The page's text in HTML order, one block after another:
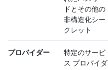
ドとその他の
非構造化シー
クレット
プロバイダー
特定のサービ
ス プロバイダ